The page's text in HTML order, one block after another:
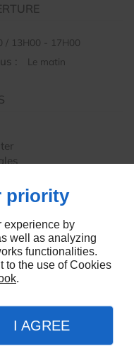
/ 13H00 - 17H00
: Le matin
Appel
priority
experience by
well as analyzing
functionalities.
to the use of Cookies
.
I AGREE